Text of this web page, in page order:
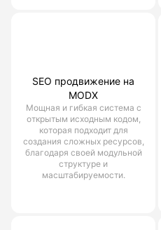
SEO продвижение на
MODX
Мощная и гибкая система с
открытым исходным кодом,
которая подходит для
создания сложных ресурсов,
благодаря своей модульной
структуре и
масштабируемости.